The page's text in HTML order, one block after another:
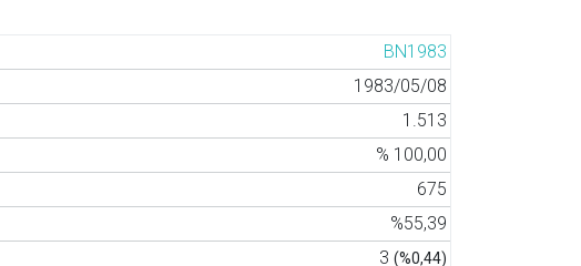
BN1983
1983/05/08
1.513
% 100,00
675
%55,39
3 (%0,44)